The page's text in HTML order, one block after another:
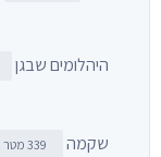
היהלומים שבגן
שקמה 339 מטר